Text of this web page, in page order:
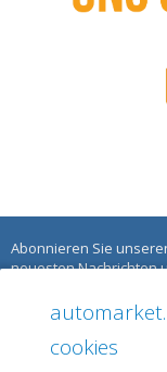
cookies
Abonnieren Sie
neuesten Nachrichten
ÜBER
Über uns